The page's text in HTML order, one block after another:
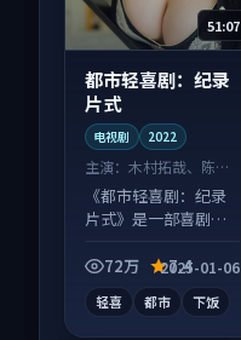
51:07
都市轻喜剧：纪录
片式
电视剧 2022
主演： 木村拓哉、陈坤
等
《都市轻喜剧：纪录
片式》是一部喜剧向
感在线，配乐与镜头
72万 7.4
2025-01-06
轻喜 都市 下饭